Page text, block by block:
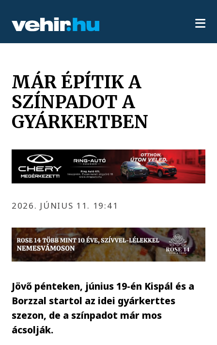
MÁR ÉPÍTIK A
SZÍNPADOT A
GYÁRKERTBEN
2026. JÚNIUS 11. 19:41
Jövő pénteken, június 19-én Kispál és a
Borzzal startol az idei gyárkerttes
szezon, de a színpadot már mos
ácsolják.